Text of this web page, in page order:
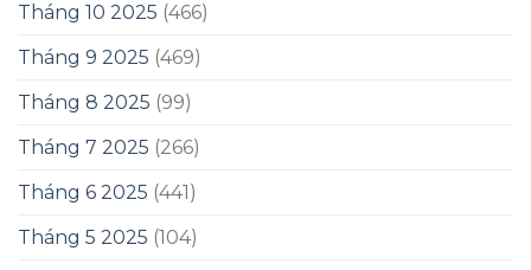
Tháng 10 2025 (466)
Tháng 9 2025 (469)
Tháng 8 2025 (99)
Tháng 7 2025 (266)
Tháng 6 2025 (441)
Tháng 5 2025 (104)